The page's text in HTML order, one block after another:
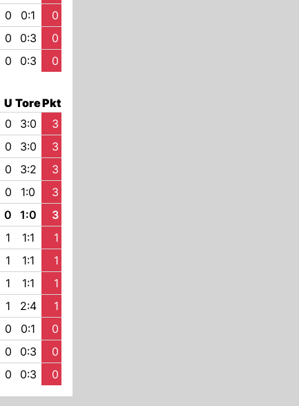
0 0:1
0
0 0:3
0
0 0:3 0
U TorePkt
0 3:0
3
0 3:0
3
0 3:2
3
0 1:0
3
0 1:0
3
1 1:1
1
1 1:1
1
1 1:1
1
1 2:4
1
0 0:1
0
0 0:3
0
0 0:3 0